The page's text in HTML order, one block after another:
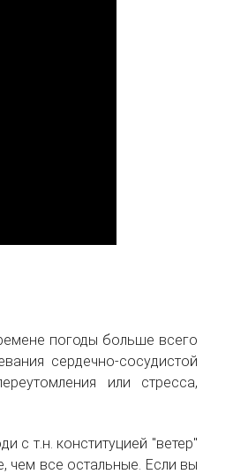
погоды больше всего
сердечно-сосудистой
или стресса,
с т.н. конституцией "ветер"
чем все остальные. Если вы